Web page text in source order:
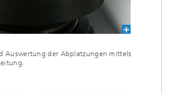
Auswertung der Abplatzungen mittels